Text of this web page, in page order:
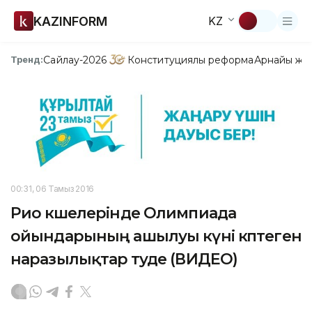
KAZINFORM KZ
Тренд:Сайлау-2026 Конституциялық реформаАрнайы
00:31, 06 Тамыз 2016
Рио көшелерінде Олимпиада
ойындарының ашылуы күні көптеген
наразылықтар өтуде (ВИДЕО)